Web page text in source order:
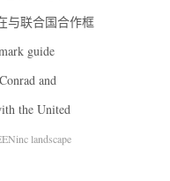
与联合国合作框
guide
and
the United
landscape